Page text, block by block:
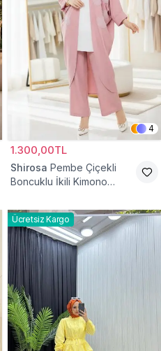
4
1.300,00TL
Shirosa Pembe Çiçekli
Boncuklu İkili Kimono
Ücretsiz Kargo